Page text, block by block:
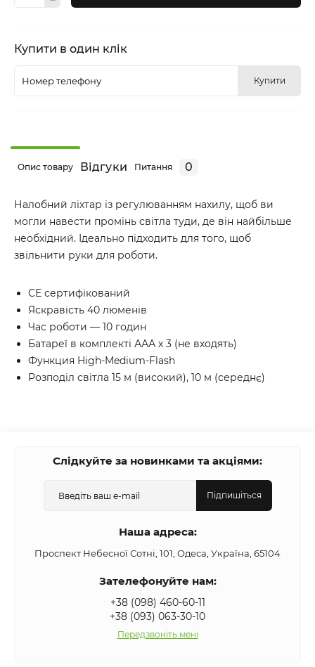
Купити в один клік
Купити
Опис товару Відгуки Питання 0
Налобний ліхтар із регулюванням нахилу, щоб ви
могли навести промінь світла туди, де він найбільше
необхідний. Ідеально підходить для того, щоб
звільнити руки для роботи.
CE сертифікований
Яскравість 40 люменів
Час роботи — 10 годин
Батареї в комплекті ААА х 3 (не входять)
Функция High-Medium-Flash
Розподіл світла 15 м (високий), 10 м (середнє)
Слідкуйте за новинками та акціями:
Підпишіться
Наша адреса:
Проспект Небесної Сотні, 101, Одеса, Україна, 65104
Зателефонуйте нам:
+38 (098) 460-60-11
+38 (093) 063-30-10
Передзвоніть мені